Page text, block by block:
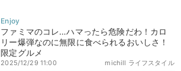
ファミマのコレ…ハマったら危険だわ！カロ
リー爆弾なのに無限に食べられるおいしさ！
限定グルメ
michill ライフスタイル
2025/12/29 11:00